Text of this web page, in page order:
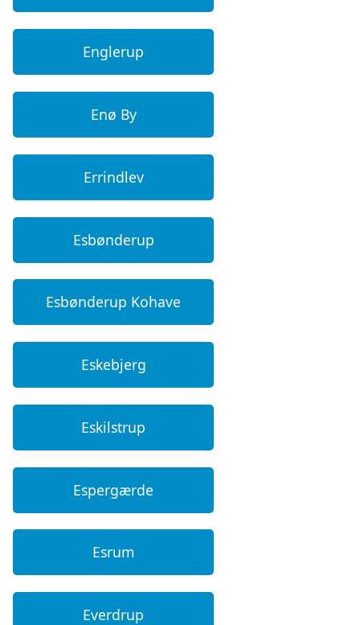
Englerup
Enø By
Errindlev
Esbønderup
Esbønderup Kohave
Eskebjerg
Eskilstrup
Espergærde
Esrum
Everdrup